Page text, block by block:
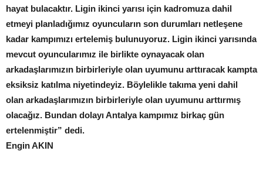
hayat bulacaktır. Ligin ikinci yarısı için kadromuza dahil
etmeyi planladığımız oyuncuların son durumları netleşene
kadar kampımızı ertelemiş bulunuyoruz. Ligin ikinci yarısında
mevcut oyuncularımız ile birlikte oynayacak olan
arkadaşlarımızın birbirleriyle olan uyumunu arttıracak kampta
eksiksiz katılma niyetindeyiz. Böylelikle takıma yeni dahil
olan arkadaşlarımızın birbirleriyle olan uyumunu arttırmış
olacağız. Bundan dolayı Antalya kampımız birkaç gün
ertelenmiştir” dedi.
Engin AKIN